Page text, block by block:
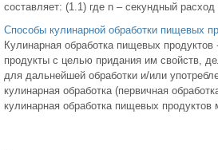
составляет: (1.1) где n – секундный
Способы кулинарной обработки пищевых
Кулинарная обработка пищевых
продукты с целью придания им свойств,
для дальнейшей обработки и/или
кулинарная обработка (первичная
кулинарная обработка пищевых продуктов